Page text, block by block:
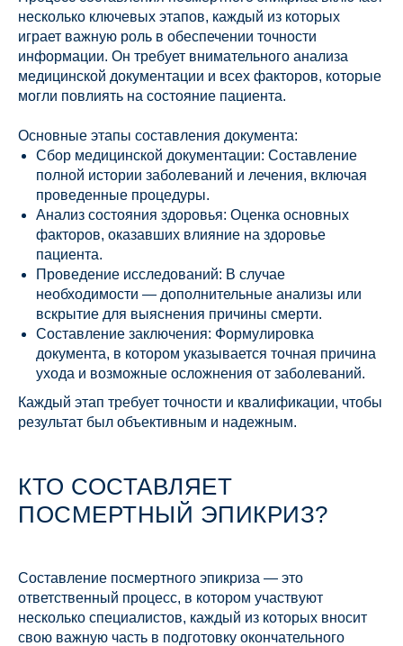
несколько ключевых этапов, каждый из которых
играет важную роль в обеспечении точности
информации. Он требует внимательного анализа
медицинской документации и всех факторов, которые
могли повлиять на состояние пациента.
Основные этапы составления документа:
Сбор медицинской документации: Составление
полной истории заболеваний и лечения, включая
проведенные процедуры.
Анализ состояния здоровья: Оценка основных
факторов, оказавших влияние на здоровье
пациента.
Проведение исследований: В случае
необходимости — дополнительные анализы или
вскрытие для выяснения причины смерти.
Составление заключения: Формулировка
документа, в котором указывается точная причина
ухода и возможные осложнения от заболеваний.
Каждый этап требует точности и квалификации, чтобы
результат был объективным и надежным.
КТО СОСТАВЛЯЕТ
ПОСМЕРТНЫЙ ЭПИКРИЗ?
Составление посмертного эпикриза — это
ответственный процесс, в котором участвуют
несколько специалистов, каждый из которых вносит
свою важную часть в подготовку окончательного